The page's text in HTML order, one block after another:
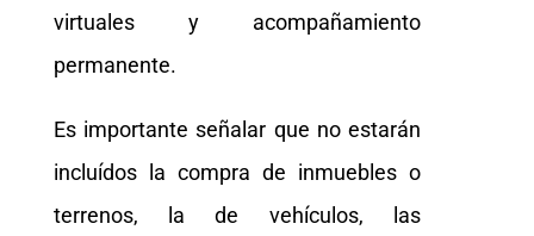
virtuales y acompañamiento
permanente.
Es importante señalar que no estarán
incluídos la compra de inmuebles o
terrenos, la de vehículos, las